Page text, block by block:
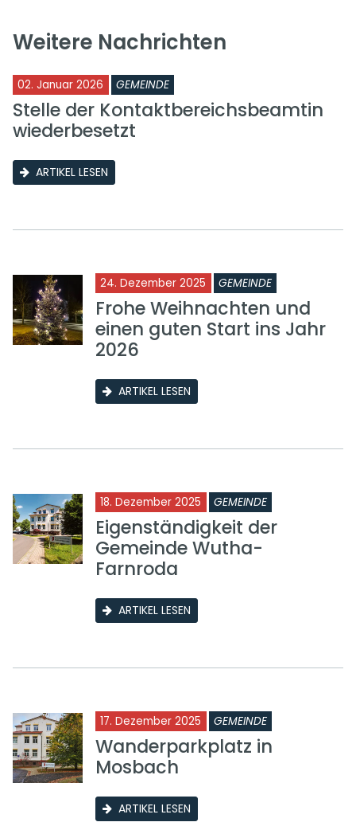
Weitere Nachrichten
02. Januar 2026 GEMEINDE
Stelle der Kontaktbereichsbeamtin
wiederbesetzt
ARTIKEL LESEN
24. Dezember 2025 GEMEINDE
Frohe Weihnachten und
einen guten Start ins Jahr
2026
ARTIKEL LESEN
18. Dezember 2025 GEMEINDE
Eigenständigkeit der
Gemeinde Wutha-
Farnroda
ARTIKEL LESEN
17. Dezember 2025 GEMEINDE
Wanderparkplatz in
Mosbach
ARTIKEL LESEN